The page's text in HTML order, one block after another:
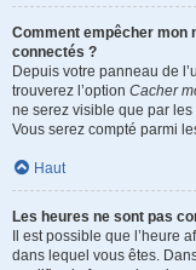
Comment empêcher mon
connectés ?
Depuis votre panneau de
trouverez l’option Cacher
ne serez visible que par
Vous serez compté parmi
Haut
Les heures ne sont pas
Il est possible que l’heure
dans lequel vous êtes.